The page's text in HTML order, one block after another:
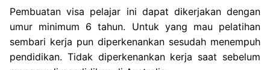
Pembuatan visa pelajar ini dapat dikerjakan dengan
umur minimum 6 tahun. Untuk yang mau pelatihan
sembari kerja pun diperkenankan sesudah menempuh
pendidikan. Tidak diperkenankan kerja saat sebelum